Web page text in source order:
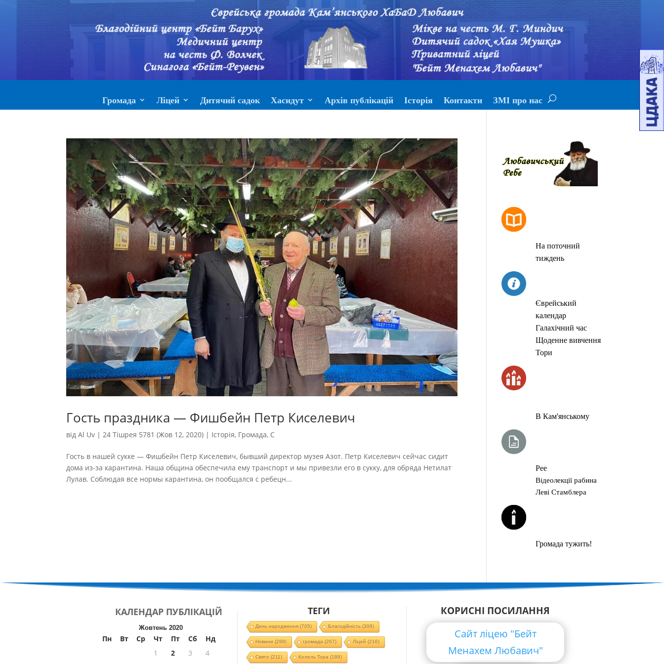
Громада Ліцей Дитячий садок Хасидут Архів публікацій Історія Контакти ЗМІ про нас
Гость праздника — Фишбейн Петр Киселевич
відAl Uv | 24 Тішрея 5781 (Жов 12, 2020) | Історія, Громада, С
Гость в нашей сукке — Фишбейн Петр Киселевич, бывший директор музея Азот. Петр Киселевич сейчас сидит
дома из-за карантина. Наша община обеспечила ему транспорт и мы привезли его в сукку, для обряда Нетилат
Лулав. Соблюдая все нормы карантина, он пообщался с ребецн...
На поточний
тиждень
Єврейський
календар
Галахічний час
Щоденне вивчення
Тори
В Кам'янському
Рее
Відеолекції рабина
Леві Стамблера
Громада тужить!
КАЛЕНДАР ПУБЛІКАЦІЙ
Жовтень 2020
Пн Вт Ср Чт Пт Сб
Нд
1
2 3
4
ТЕГИ
День народження(705) Благодійність (308)
Новини (299) громада (267) Ліцей (216)
Свято (211) Колель Тора (188)
КОРИСНІ ПОСИЛАННЯ
Сайт ліцею "Бейт
Менахем Любавич"